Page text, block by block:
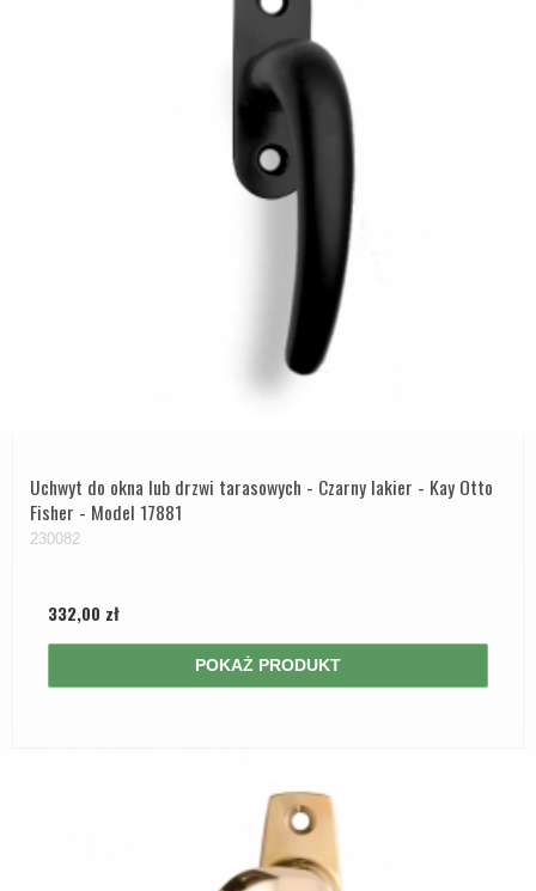
Uchwyt do okna lub drzwi tarasowych - Czarny lakier - Kay Otto
Fisher - Model 17881
230082
332,00 zł
POKAŻ PRODUKT